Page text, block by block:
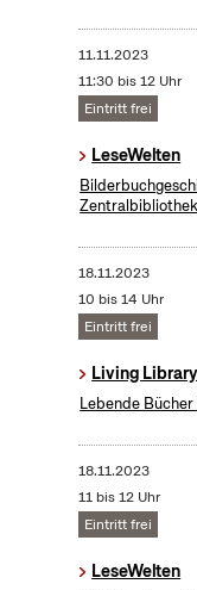
11.11.2023
11:30 bis 12 Uhr
Eintritt frei
LeseWelten
Zentralbibliothek
18.11.2023
10 bis 14 Uhr
Eintritt frei
Living Library
Lebende
18.11.2023
11 bis 12 Uhr
Eintritt frei
LeseWelten